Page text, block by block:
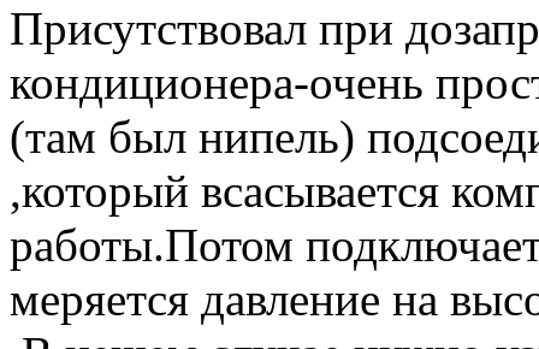
Присутствовал при
кондиционера-очень
(там был нипель)
,который всасывается
работы.Потом
меряется давление на